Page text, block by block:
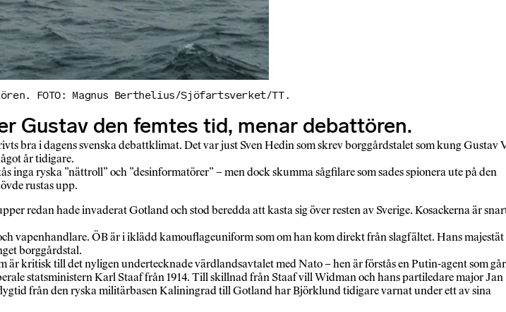
FOTO: Magnus Berthelius/Sjöfartsverket/TT.
Gustav den femtes tid, menar debattören.
bra i dagens svenska debattklimat. Det var just Sven Hedin som skrev borggårdstalet som kung Gustav
år tidigare.
inga ryska ”nättroll” och ”desinformatörer” – men dock skumma sågfilare som sades spionera ute på den
rustas upp.
redan hade invaderat Gotland och stod beredda att kasta sig över resten av Sverige. Kosackerna är
vapenhandlare. ÖB är i iklädd kamouflageuniform som om han kom direkt från slagfältet. Hans majestät
borggårdstal.
kritisk till det nyligen undertecknade värdlandsavtalet med Nato – hen är förstås en Putin-agent som går
statsministern Karl Staaf från 1914. Till skillnad från Staaf vill Widman och hans partiledare major Jan
från den ryska militärbasen Kaliningrad till Gotland har Björklund tidigare varnat under ett av sina